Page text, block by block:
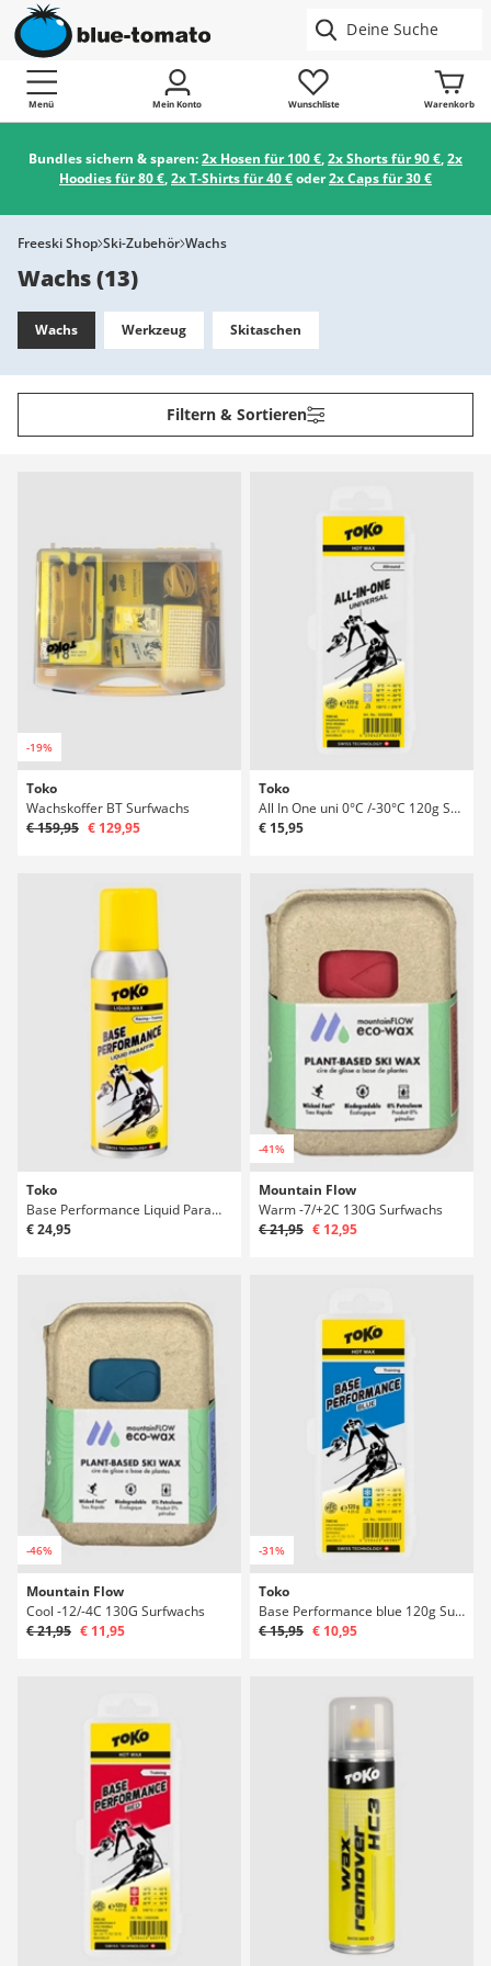
Menü Mein Konto Wunschliste Warenkorb
Bundles sichern & sparen:2x Hosen für 100 €,2x Shorts für 90 €,2x
Hoodies für 80 €,2x T-Shirts für 40 €oder2x Caps für 30 €
Freeski Shop Ski-Zubehör Wachs
Wachs(13)
Wachs Werkzeug Skitaschen
Filtern & Sortieren
-19%
Toko
Wachskoffer BT Surfwachs
€ 159,95 € 129,95
Toko
All In One uni 0°C /-30°C 120g Surfwachs
€ 15,95
Toko
Base Performance Liquid Paraffin Yellow -4°C / 10°C Surfwachs
€ 24,95
-41%
Mountain Flow
Warm -7/+2C 130G Surfwachs
€ 21,95 € 12,95
-46%
Mountain Flow
Cool -12/-4C 130G Surfwachs
€ 21,95 € 11,95
-31%
Toko
Base Performance blue 120g Surfwachs
€ 15,95 € 10,95